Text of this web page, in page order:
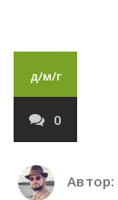
д/м/г
0
Автор: